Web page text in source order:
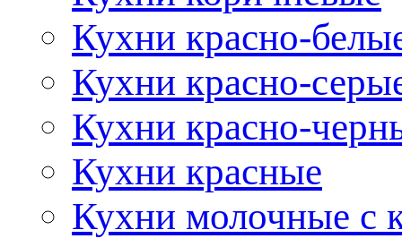
Кухни красно-
Кухни красно-
Кухни красно-
Кухни красные
Кухни молочные с